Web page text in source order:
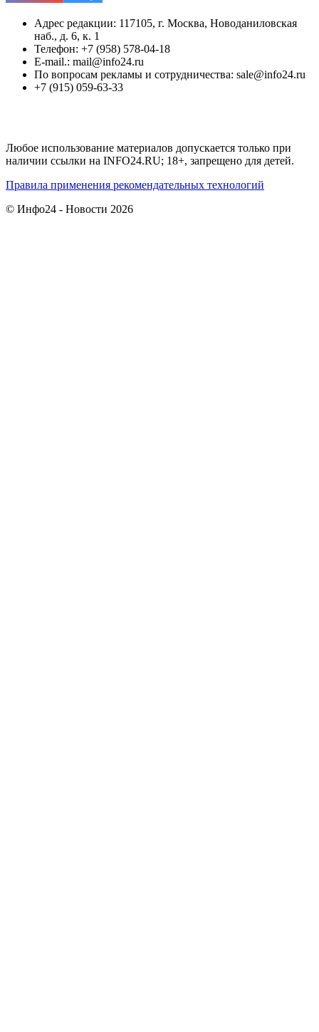
Адрес редакции: 117105, г. Москва, Новоданиловская
наб., д. 6, к. 1
Телефон: +7 (958) 578-04-18
E-mail.: mail@info24.ru
По вопросам рекламы и сотрудничества: sale@info24.ru
+7 (915) 059-63-33
Любое использование материалов допускается только при
наличии ссылки на INFO24.RU; 18+, запрещено для детей.
Правила применения рекомендательных технологий
© Инфо24 - Новости 2026